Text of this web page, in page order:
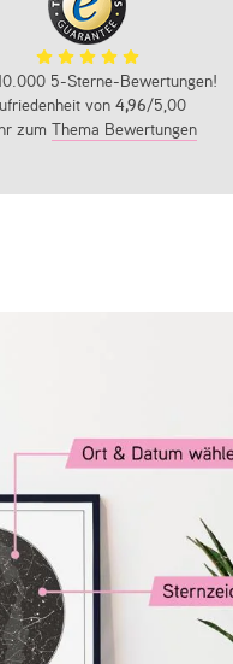
5-Sterne-Bewertungen!
von 4,96/5,00
zumThema Bewertungen